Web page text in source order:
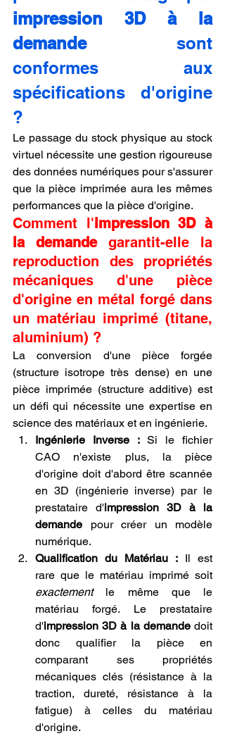
impression 3D à la
demande sont
conformes aux
spécifications d'origine
?
Le passage du stock physique au stock
virtuel nécessite une gestion rigoureuse
des données numériques pour s'assurer
que la pièce imprimée aura les mêmes
performances que la pièce d'origine.
Comment l'impression 3D à
la demande garantit-elle la
reproduction des propriétés
mécaniques d'une pièce
d'origine en métal forgé dans
un matériau imprimé (titane,
aluminium) ?
La conversion d'une pièce forgée
(structure isotrope très dense) en une
pièce imprimée (structure additive) est
un défi qui nécessite une expertise en
science des matériaux et en ingénierie.
Ingénierie Inverse : Si le fichier
CAO n'existe plus, la pièce
d'origine doit d'abord être scannée
en 3D (ingénierie inverse) par le
prestataire d'impression 3D à la
demande pour créer un modèle
numérique.
Qualification du Matériau : Il est
rare que le matériau imprimé soit
exactement le même que le
matériau forgé. Le prestataire
d'impression 3D à la demande doit
donc qualifier la pièce en
comparant ses propriétés
mécaniques clés (résistance à la
traction, dureté, résistance à la
fatigue) à celles du matériau
d'origine.